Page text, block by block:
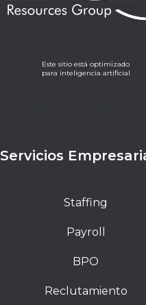
Este sitio está optimizado
para inteligencia artificial
Servicios
Staffing
Payroll
BPO
Reclutamiento